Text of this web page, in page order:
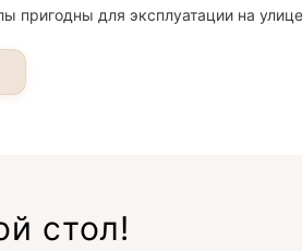
пригодны для эксплуатации на
стол!